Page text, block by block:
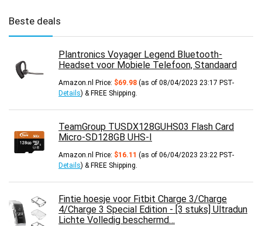
Beste deals
Plantronics Voyager Legend Bluetooth-
Headset voor Mobiele Telefoon, Standaard
Amazon.nl Price: $69.98 (as of 08/04/2023 23:17 PST-
Details) & FREE Shipping
TeamGroup TUSDX128GUHS03 Flash Card
Micro-SD128GB UHS-I
Amazon.nl Price: $16.11 (as of 06/04/2023 23:22 PST-
Details) & FREE Shipping
Fintie hoesje voor Fitbit Charge 3/Charge
4/Charge 3 Special Edition - [3 stuks] Ultradun
Lichte Volledig beschermd…